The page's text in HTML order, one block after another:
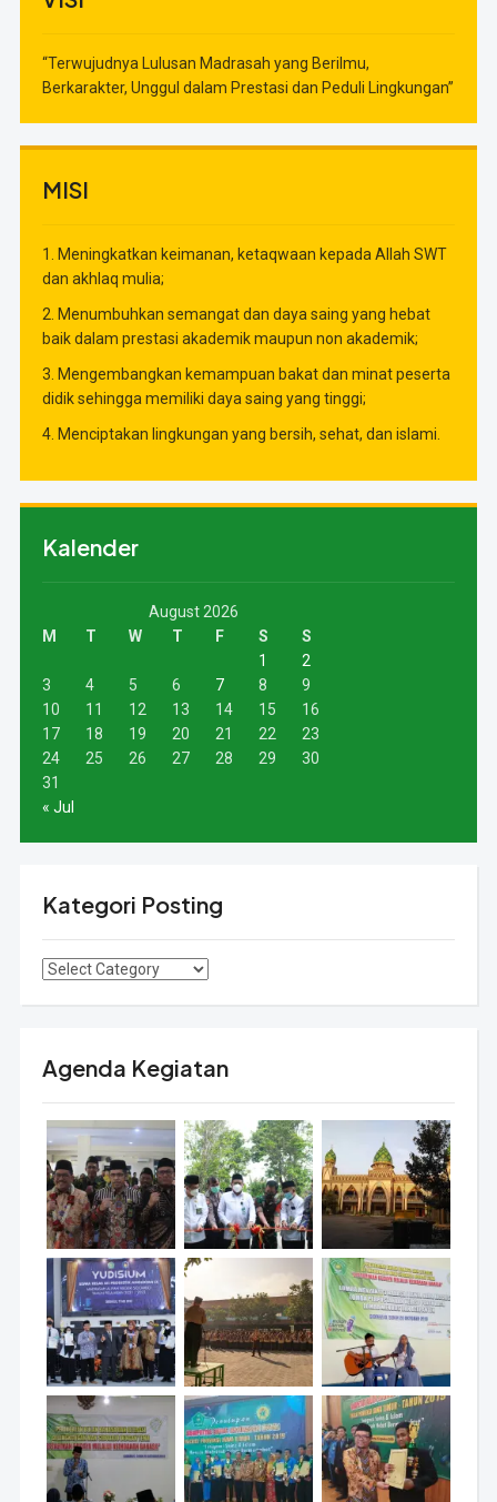
“Terwujudnya Lulusan Madrasah yang Berilmu,
Berkarakter, Unggul dalam Prestasi dan Peduli Lingkungan”
MISI
1. Meningkatkan keimanan, ketaqwaan kepada Allah SWT
dan akhlaq mulia;
2. Menumbuhkan semangat dan daya saing yang hebat
baik dalam prestasi akademik maupun non akademik;
3. Mengembangkan kemampuan bakat dan minat peserta
didik sehingga memiliki daya saing yang tinggi;
4. Menciptakan lingkungan yang bersih, sehat, dan islami.
Kalender
August 2026
M
T W T F S
S
1
2
3
4 5 6 7 8
9
10
11 12 13 14 15
16
17
18 19 20 21 22
23
24
25 26 27 28 29
30
31
« Jul
Kategori Posting
Kategori
Agenda Kegiatan